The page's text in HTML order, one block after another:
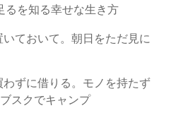
るを知る幸せな生き方
ておいて。朝日をただ見に
ずに借りる。モノを持たず
スクでキャンプ